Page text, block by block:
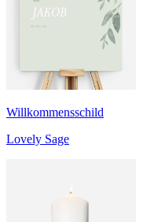
Willkommensschild
Lovely Sage